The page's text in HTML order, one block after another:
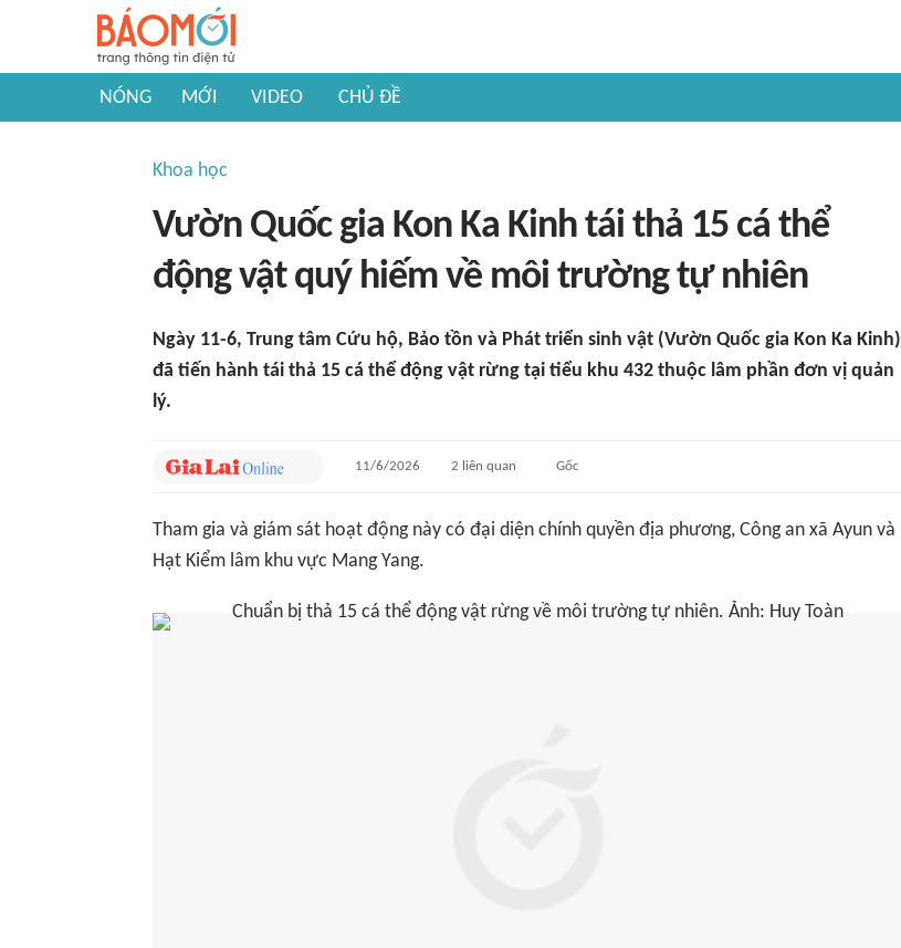
NÓNG MỚI VIDEO CHỦ ĐỀ
Khoa học
Vườn Quốc gia Kon Ka Kinh tái thả 15 cá thể
động vật quý hiếm về môi trường tự nhiên
Ngày 11-6, Trung tâm Cứu hộ, Bảo tồn và Phát triển sinh vật (Vườn Quốc gia Kon Ka Kinh)
đã tiến hành tái thả 15 cá thể động vật rừng tại tiểu khu 432 thuộc lâm phần đơn vị quản
lý.
11/6/2026 2 liên quan Gốc
Tham gia và giám sát hoạt động này có đại diện chính quyền địa phương, Công an xã Ayun và
Hạt Kiểm lâm khu vực Mang Yang.